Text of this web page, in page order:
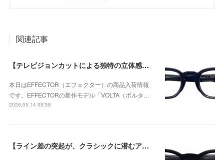
関連記事
【テレビジョンカットによる独特の立体感が個性的なモデル】EFFECTOR（エフェクター） VOLTA（ボルタ） BKが入荷！
本日はEFFECTOR（エフェクター）の商品入荷情報
です。EFFECTORの新作モデル「VOLTA（ボルタ…
2026.05.14 08:58
【ライン差の突起が、クラシックに潜むアバンギャルドな個性を強調】EFFECTOR（エフェクター） DUO（デュオ） BKが入荷！